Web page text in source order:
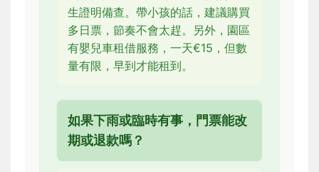
生證明備查。帶小孩的話，建議購買
多日票，節奏不會太趕。另外，園區
有嬰兒車租借服務，一天€15，但數
量有限，早到才能租到。
如果下雨或臨時有事，門票能改
期或退款嗎？